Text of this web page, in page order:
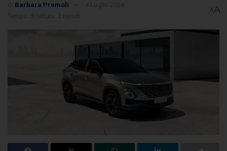
Barbara Premoli
AA